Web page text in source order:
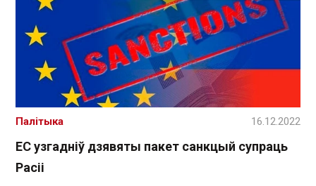
ЕС узгадніў дзявяты пакет санкцый супраць
Расіі
Палітыка 16.12.2022